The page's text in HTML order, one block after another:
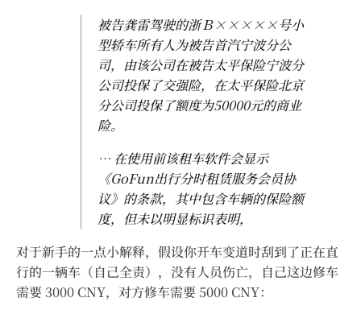
被告龚雷驾驶的浙Ｂ×××××号小
型轿车所有人为被告首汽宁波分公
司，由该公司在被告太平保险宁波分
公司投保了交强险，在太平保险北京
分公司投保了额度为50000元的商业
险。
… 在使用前该租车软件会显示
《GoFun出行分时租赁服务会员协
议》的条款，其中包含车辆的保险额
度，但未以明显标识表明，
对于新手的一点小解释，假设你开车变道时刮到了正在直
行的一辆车（自己全责），没有人员伤亡，自己这边修车
需要 3000 CNY，对方修车需要 5000 CNY：